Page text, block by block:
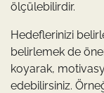
ölçülebilirdir.
Hedeflerinizi
belirlemek de
koyarak,
edebilirsiniz.